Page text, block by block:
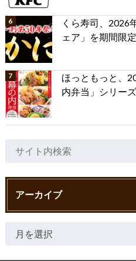
くら寿司、2026
ェア」を期間限
ほっともっと、
内弁当」シリー
アーカイブ